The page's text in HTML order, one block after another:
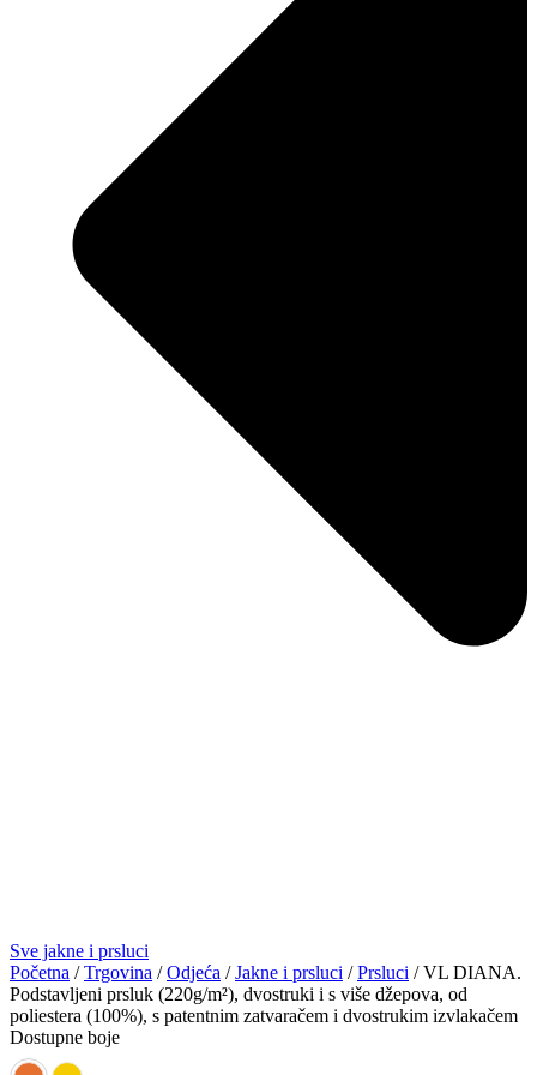
Sve jakne i prsluci
Početna /Trgovina /Odjeća /Jakne i prsluci /Prsluci / VL DIANA.
Podstavljeni prsluk (220g/m²), dvostruki i s više džepova, od
poliestera (100%), s patentnim zatvaračem i dvostrukim izvlakačem
Dostupne boje